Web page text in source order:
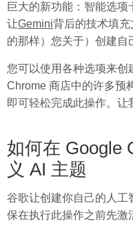
巨大的新功能：智能选项
让Gemini背后的技术填
的那样）您关于）创建自
您可以使用各种选项来创
Chrome 商店中的许多预
即可轻松完成此操作。让
如何在 Google
义 AI 主题
谷歌让创建你自己的人工
保在执行此操作之前先激